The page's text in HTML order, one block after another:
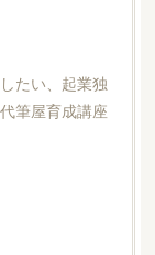
たい、起業独
筆屋育成講座